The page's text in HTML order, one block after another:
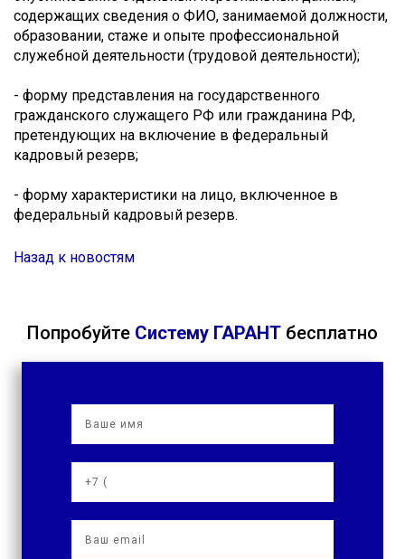
содержащих сведения о ФИО, занимаемой должности,
образовании, стаже и опыте профессиональной
служебной деятельности (трудовой деятельности);
- форму представления на государственного
гражданского служащего РФ или гражданина РФ,
претендующих на включение в федеральный
кадровый резерв;
- форму характеристики на лицо, включенное в
федеральный кадровый резерв.
Назад к новостям
Попробуйте Систему ГАРАНТ бесплатно